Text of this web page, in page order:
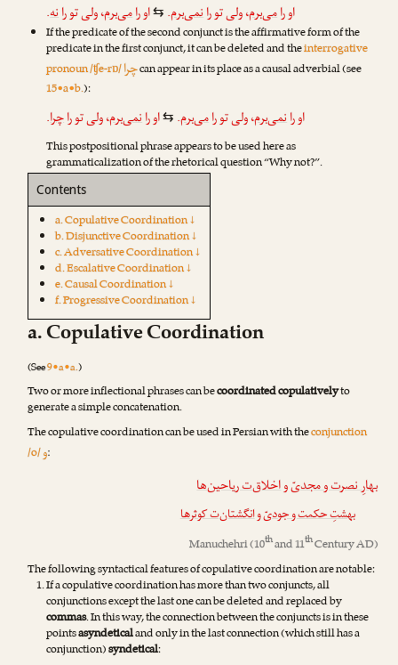
او رامی‌برم، ولی تو رانمی‌برم.
⇆ او رامی‌برم، ولی تو رانه.
If the predicate of the second conjunct is the affirmative form of the
predicate in the first conjunct, it can be deleted and theinterrogative
pronoun /ʧe-rɒ/چراcan appear in its place as a causal adverbial (see
15•a•b.):
او رانمی‌برم، ولی تو رامی‌برم.
⇆ او رانمی‌برم، ولی تو راچرا.
This postpositional phrase appears to be used here as
grammaticalization of the rhetorical question “Why not?”.
Contents
a. Copulative Coordination ↓
b. Disjunctive Coordination ↓
c. Adversative Coordination ↓
d. Escalative Coordination ↓
e. Causal Coordination ↓
f. Progressive Coordination ↓
a. Copulative Coordination
(See9•a•a.)
Two or more inflectional phrases can becoordinated copulativelyto
generate a simple concatenation.
The copulative coordination can be used in Persian with theconjunction
/o/و:
بهارِ نصرت و مجدیّواخلاق‌ت ریاحین‌ها
بهشتِ حکمت و جودیّوانگشتان‌ت کوثرها
Manuchehri(10thand 11thCentury AD)
The following syntactical features of copulative coordination are notable:
If a copulative coordination has more than two conjuncts, all
conjunctions except the last one can be deleted and replaced by
commas. In this way, the connection between the conjuncts is in these
pointsasyndeticaland only in the last connection (which still has a
conjunction)syndetical: